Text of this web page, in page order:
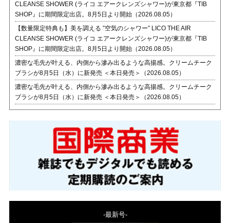
CLEANSE SHOWER (ライコ エアークレンズシャワー)が東京都『TIB
SHOP』に期間限定出店。8月5日より開始（2026.08.05）
【数量限定特典も】美を調える ”空気のシャワー” LICO THE AIR
CLEANSE SHOWER (ライコ エアークレンズシャワー)が東京都『TIB
SHOP』に期間限定出店。8月5日より開始（2026.08.05）
濃密な毛先が叶える、内側から滲み出るような高揚感。クリームチーク
ブラシが8月5日（水）に新発売 ＜本日発売＞（2026.08.05）
濃密な毛先が叶える、内側から滲み出るような高揚感。クリームチーク
ブラシが8月5日（水）に新発売 ＜本日発売＞（2026.08.05）
-最新号-